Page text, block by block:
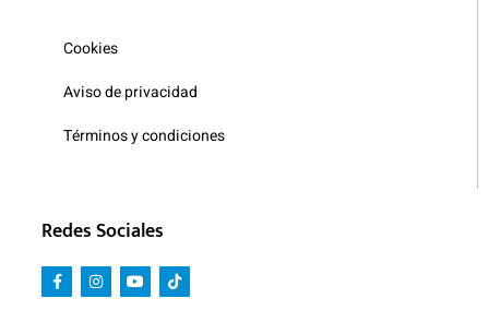
Cookies
Aviso de privacidad
Términos y condiciones
Redes Sociales